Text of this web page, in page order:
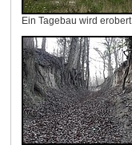
Ein Tagebau wird erobert